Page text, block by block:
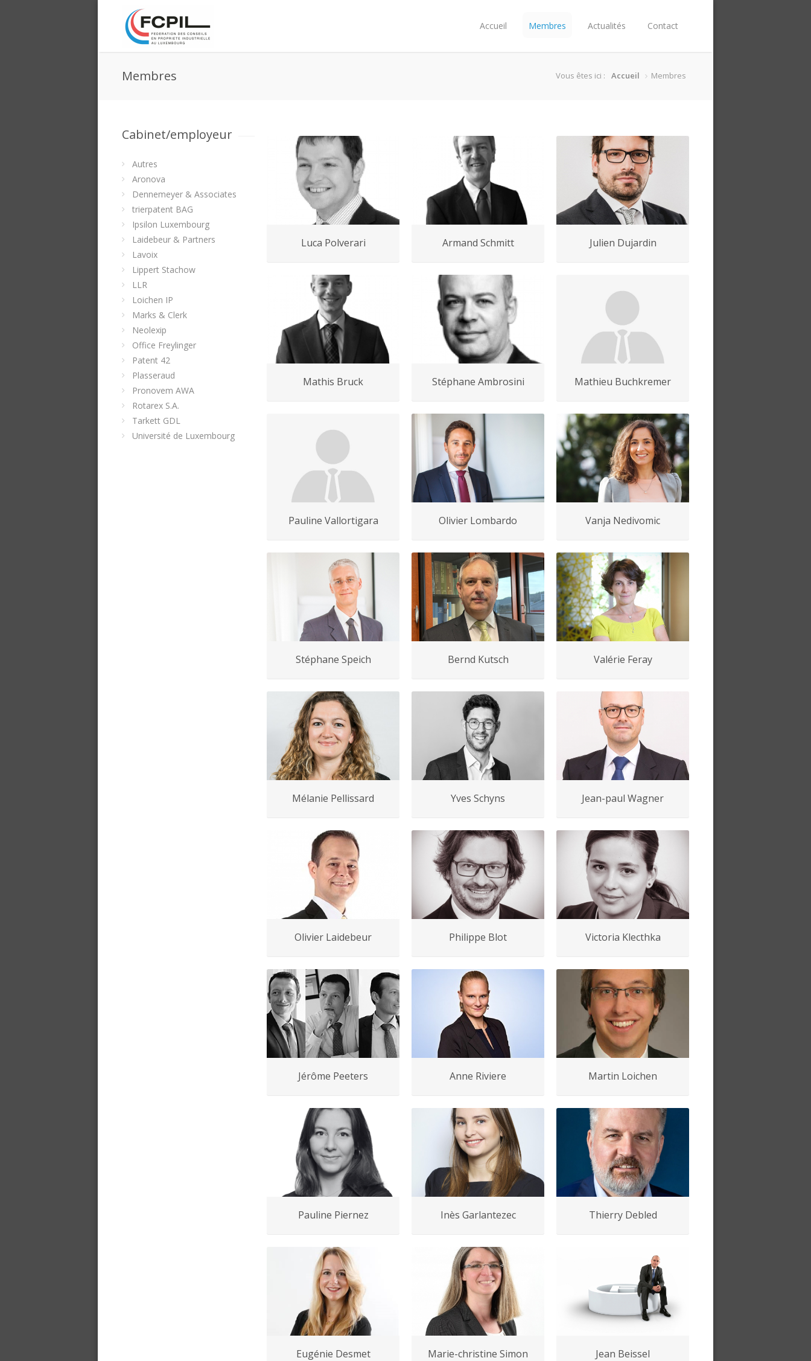
Accueil Membres Actualités Contact
Membres Vous êtes ici : Accueil Membres
Cabinet/employeur
Autres
Aronova
Dennemeyer & Associates
trierpatent BAG
Ipsilon Luxembourg
Laidebeur & Partners
Lavoix
Lippert Stachow
LLR
Loichen IP
Marks & Clerk
Neolexip
Office Freylinger
Patent 42
Plasseraud
Pronovem AWA
Rotarex S.A.
Tarkett GDL
Université de Luxembourg
Luca Polverari Armand Schmitt Julien Dujardin
Mathis Bruck Stéphane Ambrosini Mathieu Buchkremer
Pauline Vallortigara Olivier Lombardo Vanja Nedivomic
Stéphane Speich Bernd Kutsch Valérie Feray
Mélanie Pellissard Yves Schyns Jean-paul Wagner
Olivier Laidebeur Philippe Blot Victoria Klecthka
Jérôme Peeters Anne Riviere Martin Loichen
Pauline Piernez Inès Garlantezec Thierry Debled
Eugénie Desmet Marie-christine Simon Jean Beissel